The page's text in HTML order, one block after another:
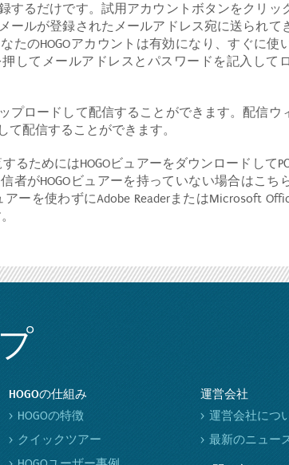
するだけです。試用アカウントボタンをクリッ
ールが登録されたメールアドレス宛に送られて
たのHOGOアカウントは有効になり、すぐに使
してメールアドレスとパスワードを記入して
プロードして配信することができます。配信ウ
配信することができます。
るためにはHOGOビュアーをダウンロードして
者がHOGOビュアーを持っていない場合はこち
ーを使わずにAdobe ReaderまたはMicrosoft
HOGOの仕組み
HOGOの特徴
クイックツアー
運営会社
運営会社につ
最新のニュー